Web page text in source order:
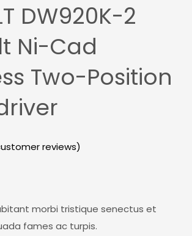
DW920K-2
Ni-Cad
Two-Position
reviews)
morbi tristique senectus et
fames ac turpis.